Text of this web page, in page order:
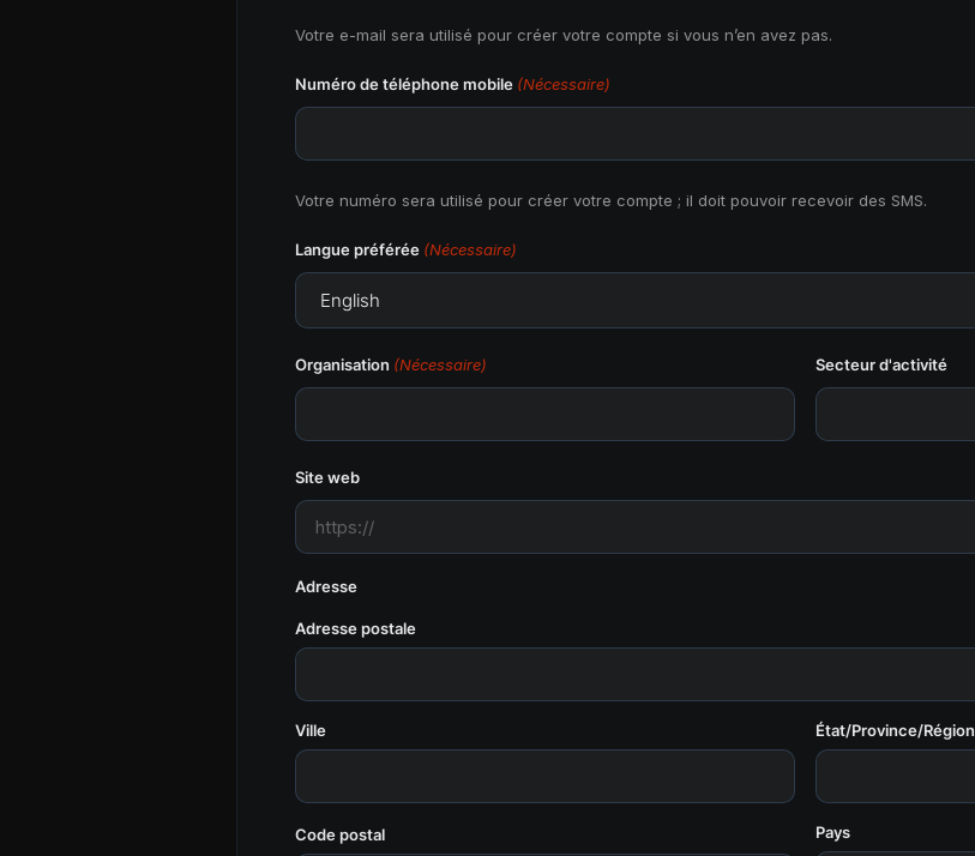
Votre e-mail sera utilisé pour créer votre compte si vous n’en avez pas.
Numéro de téléphone mobile (Nécessaire)
Votre numéro sera utilisé pour créer votre compte ; il doit pouvoir recevoir des SMS.
Langue préférée (Nécessaire)
Organisation (Nécessaire) Secteur d'activité
Site web
Adresse
Adresse postale
Ville État/Province/Région
Code postal Pays